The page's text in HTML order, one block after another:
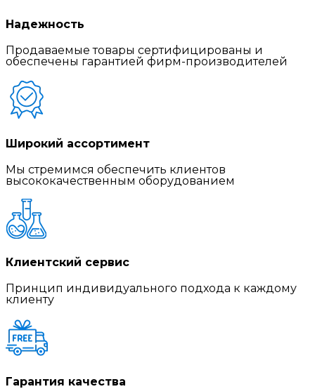
Надежность
Продаваемые товары сертифицированы и
обеспечены гарантией фирм-производителей
Широкий ассортимент
Мы стремимся обеспечить клиентов
высококачественным оборудованием
Клиентский сервис
Принцип индивидуального подхода к каждому
клиенту
Гарантия качества